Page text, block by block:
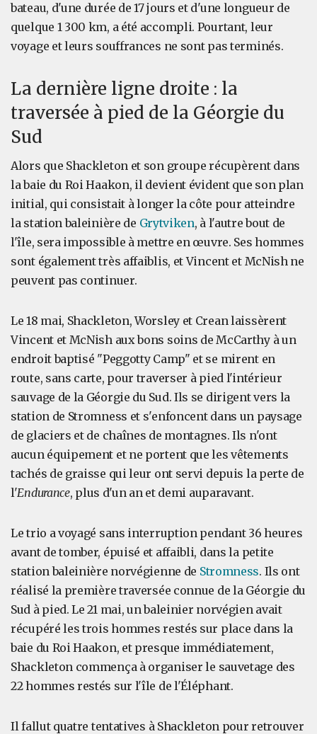
bateau, d'une durée de 17 jours et d'une longueur de
quelque 1 300 km, a été accompli. Pourtant, leur
voyage et leurs souffrances ne sont pas terminés.
La dernière ligne droite : la
traversée à pied de la Géorgie du
Sud
Alors que Shackleton et son groupe récupèrent dans
la baie du Roi Haakon, il devient évident que son plan
initial, qui consistait à longer la côte pour atteindre
la station baleinière de Grytviken, à l'autre bout de
l'île, sera impossible à mettre en œuvre. Ses hommes
sont également très affaiblis, et Vincent et McNish ne
peuvent pas continuer.
Le 18 mai, Shackleton, Worsley et Crean laissèrent
Vincent et McNish aux bons soins de McCarthy à un
endroit baptisé "Peggotty Camp" et se mirent en
route, sans carte, pour traverser à pied l'intérieur
sauvage de la Géorgie du Sud. Ils se dirigent vers la
station de Stromness et s'enfoncent dans un paysage
de glaciers et de chaînes de montagnes. Ils n'ont
aucun équipement et ne portent que les vêtements
tachés de graisse qui leur ont servi depuis la perte de
l'Endurance, plus d'un an et demi auparavant.
Le trio a voyagé sans interruption pendant 36 heures
avant de tomber, épuisé et affaibli, dans la petite
station baleinière norvégienne de Stromness. Ils ont
réalisé la première traversée connue de la Géorgie du
Sud à pied. Le 21 mai, un baleinier norvégien avait
récupéré les trois hommes restés sur place dans la
baie du Roi Haakon, et presque immédiatement,
Shackleton commença à organiser le sauvetage des
22 hommes restés sur l'île de l'Éléphant.
Il fallut quatre tentatives à Shackleton pour retrouver